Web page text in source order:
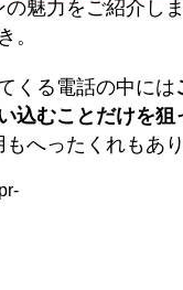
魅力をご紹介し
き。
くる電話の中には
込むことだけを狙
へったくれもあり